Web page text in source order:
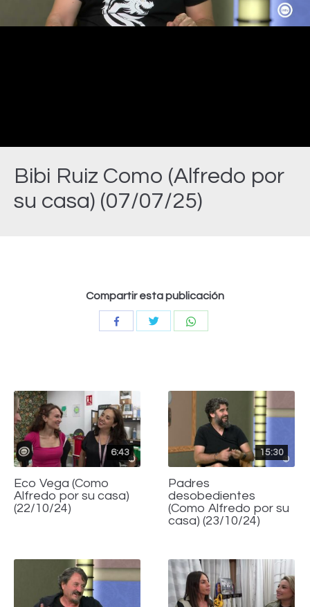
Bibi Ruiz Como (Alfredo por
su casa) (07/07/25)
Video
Compartir esta publicación
CompartirCompartir
6:43
Eco Vega (Como
Alfredo por su casa)
(22/10/24)
15:30
Padres
desobedientes
(Como Alfredo por su
casa) (23/10/24)